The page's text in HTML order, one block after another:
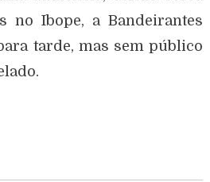
no Ibope, a Bandeirantes
tarde, mas sem público